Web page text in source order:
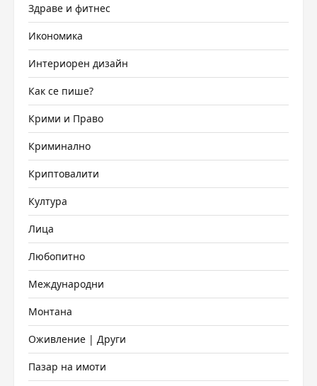
Здраве и фитнес
Икономика
Интериорен дизайн
Как се пише?
Крими и Право
Криминално
Криптовалити
Култура
Лица
Любопитно
Международни
Монтана
Оживление | Други
Пазар на имоти